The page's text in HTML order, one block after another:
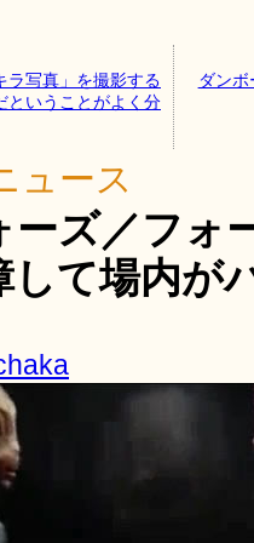
ラ写真」を撮影する
ということがよく分
ダン
ュース
ーズ／フォ
して場内が